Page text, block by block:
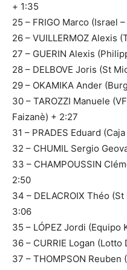
+ 1:35
25 – FRIGO Marco (Israel
26 – VUILLERMOZ Alexis
27 – GUERIN Alexis
28 – DELBOVE Joris (St
29 – OKAMIKA Ander
30 – TAROZZI Manuele
Faizanè) + 2:27
31 – PRADES Eduard
32 – CHUMIL Sergio
33 – CHAMPOUSSIN
2:50
34 – DELACROIX Théo
3:06
35 – LÓPEZ Jordi (Equipo
36 – CURRIE Logan (Lotto
37 – THOMPSON Reuben